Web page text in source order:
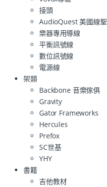
接頭
AudioQuest 美國線聖
樂器專用導線
平衡訊號線
數位訊號線
電源線
架類
Backbone 音樂傢俱
Gravity
Gator Frameworks
Hercules
Prefox
SC世基
YHY
書籍
吉他教材